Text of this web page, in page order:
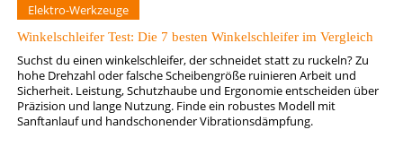
Elektro-Werkzeuge
Winkelschleifer Test: Die 7 besten Winkelschleifer im Vergleich
Suchst du einen winkelschleifer, der schneidet statt zu ruckeln? Zu
hohe Drehzahl oder falsche Scheibengröße ruinieren Arbeit und
Sicherheit. Leistung, Schutzhaube und Ergonomie entscheiden über
Präzision und lange Nutzung. Finde ein robustes Modell mit
Sanftanlauf und handschonender Vibrationsdämpfung.